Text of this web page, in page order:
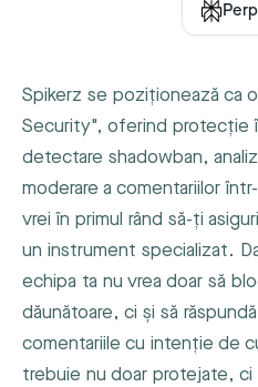
Spikerz se poziționează ca
Security", oferind protecție
detectare shadowban,
moderare a comentariilor
vrei în primul rând să-ți
un instrument specializat.
echipa ta nu vrea doar să
dăunătoare, ci și să
comentariile cu intenție de
trebuie nu doar protejate,